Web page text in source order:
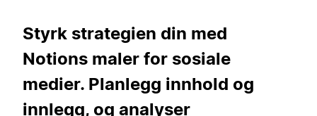
Styrk strategien din med
Notions maler for sosiale
medier. Planlegg innhold og
innlegg, og analyser